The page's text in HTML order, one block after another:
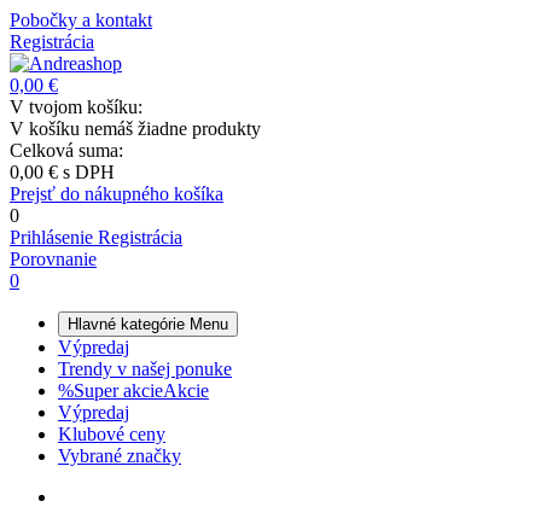
Pobočky a kontakt
Registrácia
0,00 €
V tvojom košíku:
V košíku nemáš žiadne produkty
Celková suma:
0,00 € s DPH
Prejsť do nákupného košíka
0
Prihlásenie Registrácia
Porovnanie
0
Hlavné kategórie Menu
Výpredaj
Trendy v našej ponuke
%Super akcieAkcie
Výpredaj
Klubové ceny
Vybrané značky